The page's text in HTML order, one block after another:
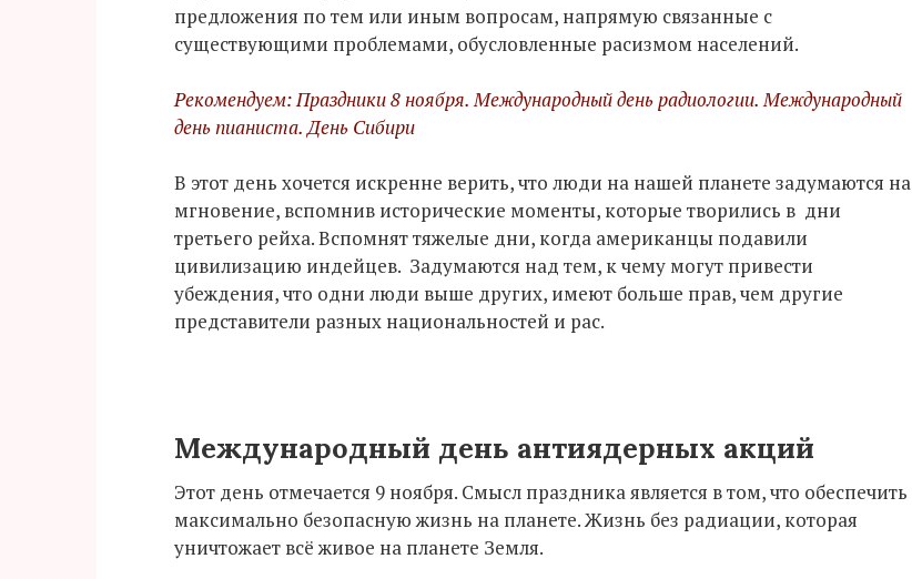
предложения по тем или иным вопросам, напрямую связанные с
существующими проблемами, обусловленные расизмом населений.
Рекомендуем: Праздники 8 ноября. Международный день радиологии. Международный
день пианиста. День Сибири
В этот день хочется искренне верить, что люди на нашей планете задумаются на
мгновение, вспомнив исторические моменты, которые творились в дни
третьего рейха. Вспомнят тяжелые дни, когда американцы подавили
цивилизацию индейцев. Задумаются над тем, к чему могут привести
убеждения, что одни люди выше других, имеют больше прав, чем другие
представители разных национальностей и рас.
Международный день антиядерных акций
Этот день отмечается 9 ноября. Смысл праздника является в том, что обеспечить
максимально безопасную жизнь на планете. Жизнь без радиации, которая
уничтожает всё живое на планете Земля.